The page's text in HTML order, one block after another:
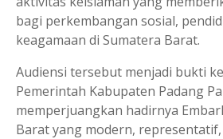
bagi perkembangan sosial,
keagamaan di Sumatera Barat.
Audiensi tersebut menjadi bukti
Pemerintah Kabupaten Padang
memperjuangkan hadirnya
Barat yang modern,